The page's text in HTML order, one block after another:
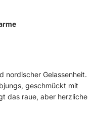
nordischer Gelassenheit.
geschmückt mit
das raue, aber herzliche